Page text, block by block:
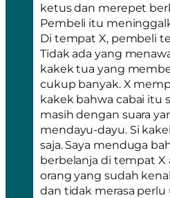
ketus dan merepet
Pembeli itu
Di tempat X, pembeli
Tidak ada yang
kakek tua yang
cukup banyak. X
kakek bahwa cabai itu
masih dengan suara
mendayu-dayu. Si
saja. Saya menduga
berbelanja di tempat X
orang yang sudah
dan tidak merasa